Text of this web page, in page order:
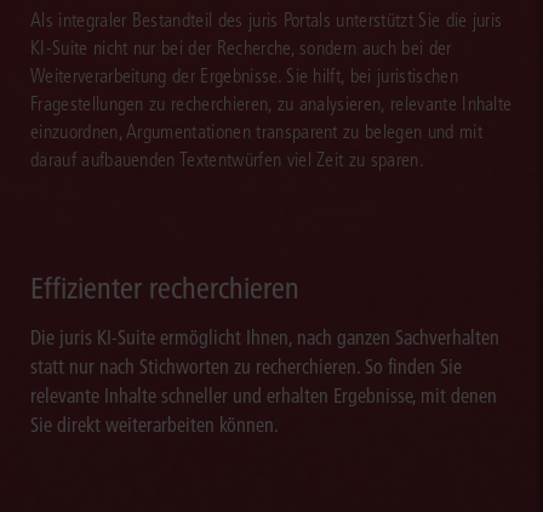
Als integraler Bestandteil des juris Portals unterstützt Sie die juris
KI-Suite nicht nur bei der Recherche, sondern auch bei der
Weiterverarbeitung der Ergebnisse. Sie hilft, bei juristischen
Fragestellungen zu recherchieren, zu analysieren, relevante Inhalte
einzuordnen, Argumentationen transparent zu belegen und mit
darauf aufbauenden Textentwürfen viel Zeit zu sparen.
Effizienter recherchieren
Die juris KI-Suite ermöglicht Ihnen, nach ganzen Sachverhalten
statt nur nach Stichworten zu recherchieren. So finden Sie
relevante Inhalte schneller und erhalten Ergebnisse, mit denen
Sie direkt weiterarbeiten können.